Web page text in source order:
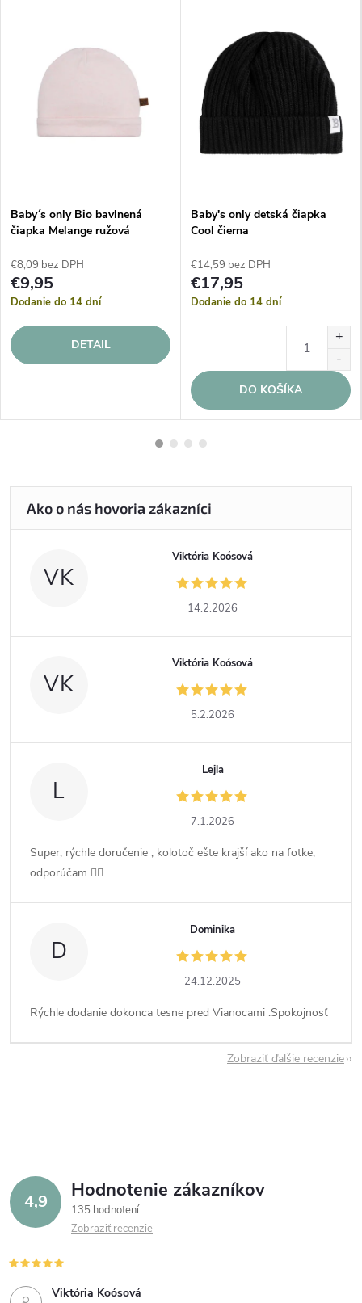
Baby´s only Bio bavlnená
čiapka Melange ružová
€8,09 bez DPH
€9,95
Dodanie do 14 dní
DETAIL
Baby's only detská čiapka
Cool čierna
€14,59 bez DPH
€17,95
Dodanie do 14 dní
DO KOŠÍKA
VK
Viktória Koósová
14.2.2026
VK
Viktória Koósová
5.2.2026
L
Lejla
7.1.2026
Super, rýchle doručenie , kolotoč ešte krajší ako na fotke,
odporúčam 👍🏻
D
Dominika
24.12.2025
Rýchle dodanie dokonca tesne pred Vianocami .Spokojnosť
Zobraziť ďalšie recenzie
4,9 Hodnotenie zákazníkov
135 hodnotení
Zobraziť recenzie
Viktória Koósová